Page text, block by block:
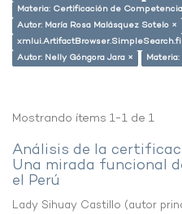
Materia: Certificación de
Autor: María Rosa Malásquez Sotelo ×
Autor: Nelly Góngora Jara ×
Mostrando ítems 1-1 de 1
Análisis de la
Una mirada funcional
el Perú
Lady Sihuay Castillo (autor